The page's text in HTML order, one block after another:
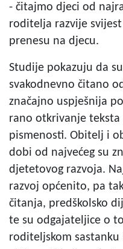
- čitajmo djeci od
roditelja razvije
prenesu na djecu.
Studije pokazuju da
svakodnevno čitano
značajno uspješnija
rano otkrivanje teksta
pismenosti. Obitelj i
dobi od najvećeg su
djetetovog razvoja.
razvoj općenito, pa
čitanja, predškolsko
te su odgajateljice o
roditeljskom sastanku